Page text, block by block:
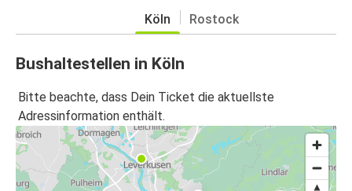
Köln Rostock
Bushaltestellen in Köln
Bitte beachte, dass Dein Ticket die aktuellste
Adressinformation enthält.